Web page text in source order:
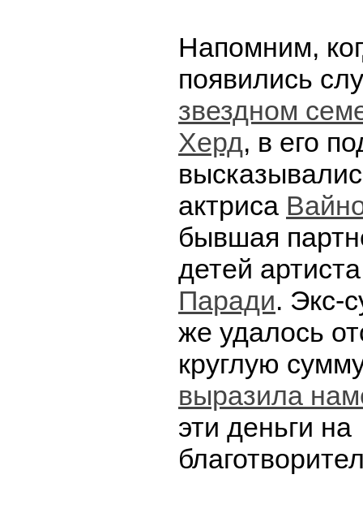
Напомним,
появились
звездном
Херд, в его
актриса
бывшая
детей
Паради. Экс-
же удалось
круглую
выразила
эти деньги на